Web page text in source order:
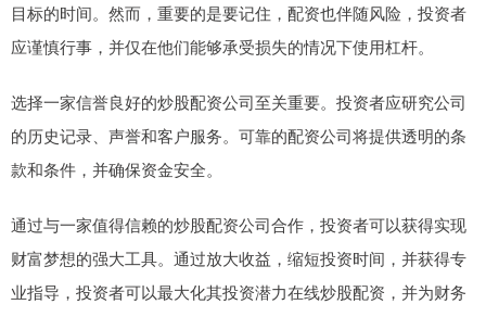
目标的时间。然而，重要的是要记住，配资也伴随风险，投资者
应谨慎行事，并仅在他们能够承受损失的情况下使用杠杆。
选择一家信誉良好的炒股配资公司至关重要。投资者应研究公司
的历史记录、声誉和客户服务。可靠的配资公司将提供透明的条
款和条件，并确保资金安全。
通过与一家值得信赖的炒股配资公司合作，投资者可以获得实现
财富梦想的强大工具。通过放大收益，缩短投资时间，并获得专
业指导，投资者可以最大化其投资潜力在线炒股配资，并为财务